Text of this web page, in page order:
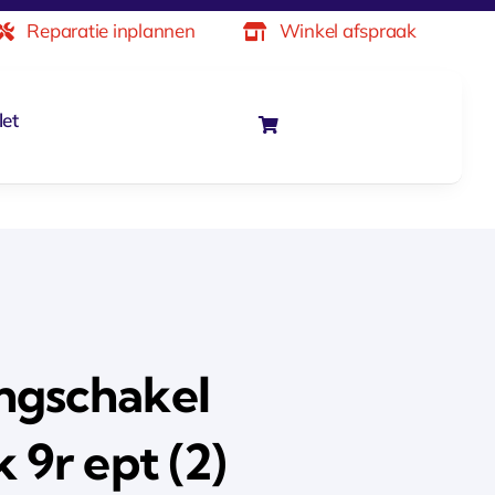
Reparatie inplannen Winkel afspraak
9r ept (2)